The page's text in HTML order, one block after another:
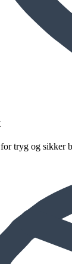
tryg og sikker